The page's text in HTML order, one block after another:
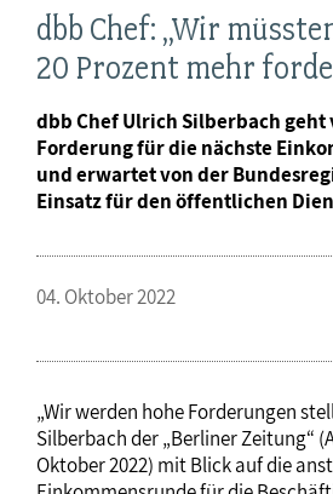
dbb Chef: „Wir
20 Prozent mehr
dbb Chef Ulrich Silberbach geht
Forderung für die nächste
und erwartet von der
Einsatz für den öffentlichen
04. Oktober 2022
„Wir werden hohe Forderungen
Silberbach der „Berliner Zeitung“
Oktober 2022) mit Blick auf die